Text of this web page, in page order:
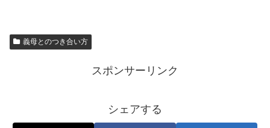
義母とのつき合い方
スポンサーリンク
シェアする